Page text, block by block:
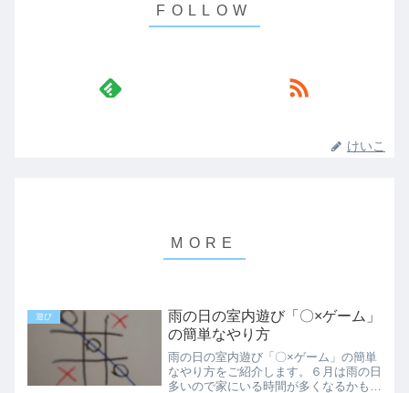
けいこ
遊び
雨の日の室内遊び「〇×ゲーム」
の簡単なやり方
雨の日の室内遊び「〇×ゲーム」の簡単
なやり方をご紹介します。６月は雨の日
多いので家にいる時間が多くなるかもし